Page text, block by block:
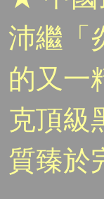
沛繼「
的又一
克頂級
質臻於